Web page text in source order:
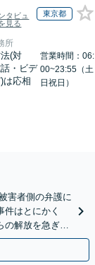
タビュ
見る
東京都
所
(対
・ビデ
は応相
営業時間：06:
00~23:55（土
日祝日）
害者側の弁護に
はとにかく
の解放を急ぎま